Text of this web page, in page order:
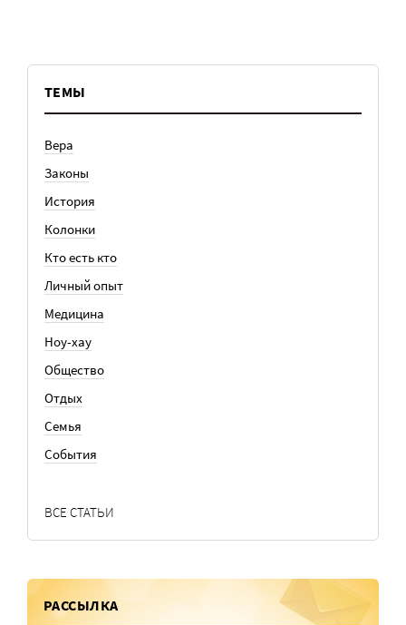
ТЕМЫ
Вера
Законы
История
Колонки
Кто есть кто
Личный опыт
Медицина
Ноу-хау
Общество
Отдых
Семья
События
ВСЕ СТАТЬИ
РАССЫЛКА